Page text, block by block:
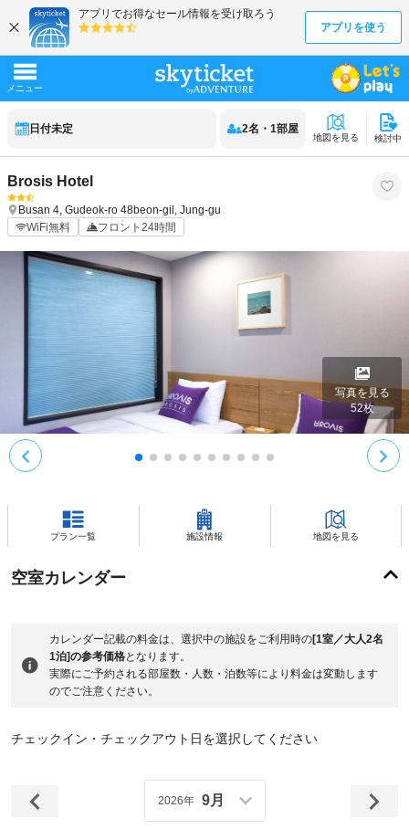
日付未定 2名 ・ 1部屋
地図を見る 検討中
Brosis Hotel
Busan 4, Gudeok-ro 48beon-gil, Jung-gu
WiFi無料
フロント24時間
写真を見る
52枚
プラン一覧 施設情報 地図を見る
空室カレンダー
カレンダー記載の料金は、選択中の施設をご利用時の[1室／大人2名
1泊]の参考価格となります。
実際にご予約される部屋数・人数・泊数等により料金は変動します
のでご注意ください。
チェックイン・チェックアウト日を選択してください
2026年 9月